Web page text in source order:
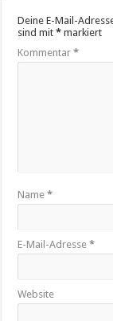
Deine E-Mail-
sind mit* markiert
Kommentar*
Name*
E-Mail-Adresse*
Website